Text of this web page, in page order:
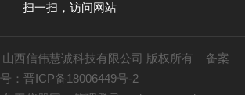
扫一扫，访问网站
山西信伟慧诚科技有限公司 版权所有 备案
号：晋ICP备18006449号-2